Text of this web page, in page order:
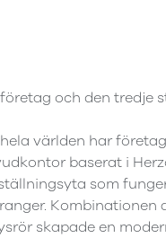
och den tredje
världen har
baserat i
som
Kombinationen
skapade en